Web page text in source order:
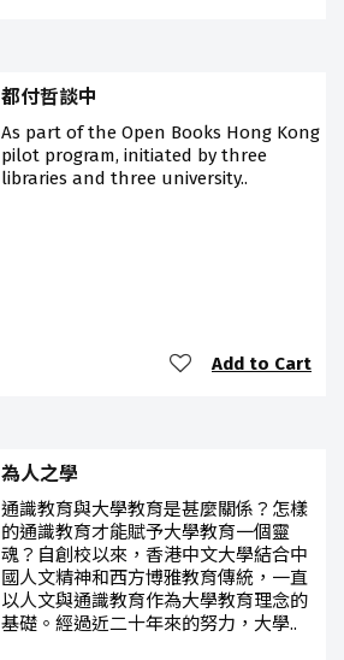
都付哲談中
As part of the Open Books Hong Kong
pilot program, initiated by three
libraries and three university..
Add to Cart
為人之學
通識教育與大學教育是甚麼關係？怎樣
的通識教育才能賦予大學教育一個靈
魂？自創校以來，香港中文大學結合中
國人文精神和西方博雅教育傳統，一直
以人文與通識教育作為大學教育理念的
基礎。經過近二十年來的努力，大學..